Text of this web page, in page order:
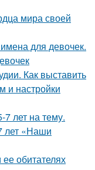
мира своей
для девочек.
Как выставить
и настройки
7 лет на тему.
лет «Наши
обитателях